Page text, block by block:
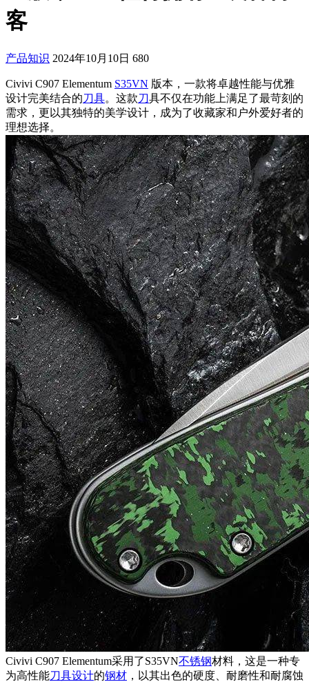
客
产品知识 2024年10月10日 680
Civivi C907 Elementum S35VN 版本，一款将卓越性能与优雅
设计完美结合的刀具。这款刀具不仅在功能上满足了最苛刻的
需求，更以其独特的美学设计，成为了收藏家和户外爱好者的
理想选择。
Civivi C907 Elementum采用了S35VN不锈钢材料，这是一种专
为高性能刀具设计的钢材 ，以其出色的硬度、耐磨性和耐腐蚀